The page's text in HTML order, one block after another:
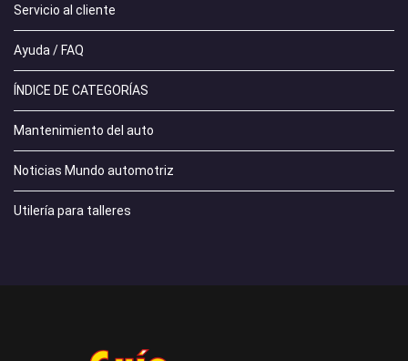
Servicio al cliente
Ayuda / FAQ
ÍNDICE DE CATEGORÍAS
Mantenimiento del auto
Noticias Mundo automotriz
Utilería para talleres